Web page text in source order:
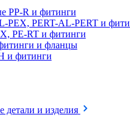
PP-R и фитинги
PEX, PERT-AL-PERT и
PE-RT и фитинги
и фланцы
и фитинги
детали и изделия